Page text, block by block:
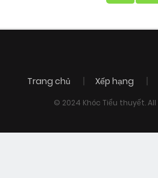
Trang chủ Xếp hạng
© 2024 Khóc Tiểu thuyết.